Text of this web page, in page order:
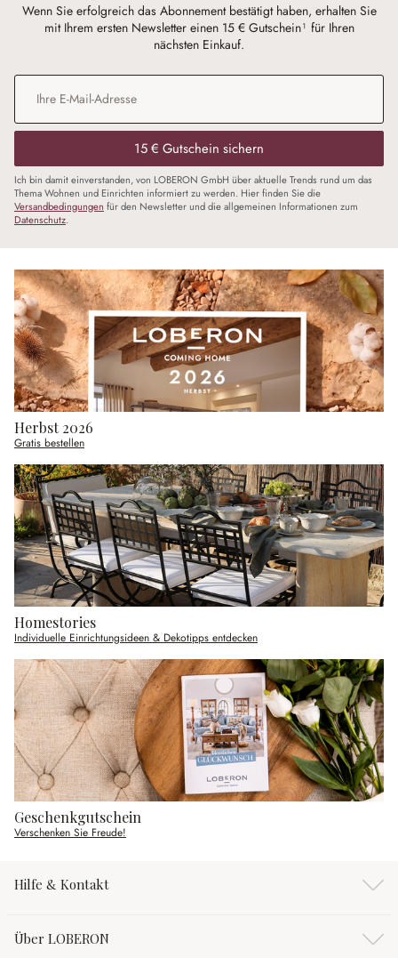
Wenn Sie erfolgreich das Abonnement bestätigt haben, erhalten Sie
mit Ihrem ersten Newsletter einen 15 € Gutschein¹ für Ihren
nächsten Einkauf.
E-Mail-Adresse*
15 € Gutschein sichern
Ich bin damit einverstanden, von LOBERON GmbH über aktuelle Trends rund um das
Thema Wohnen und Einrichten informiert zu werden. Hier finden Sie die
Versandbedingungen für den Newsletter und die allgemeinen Informationen zum
Datenschutz.
Herbst 2026
Gratis bestellen
Homestories
Individuelle Einrichtungsideen & Dekotipps entdecken
Geschenkgutschein
Verschenken Sie Freude!
Hilfe & Kontakt
Über LOBERON